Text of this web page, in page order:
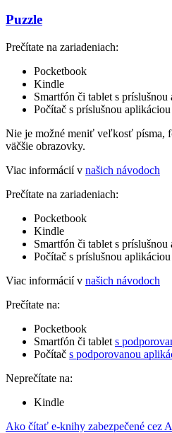
Puzzle
Prečítate na zariadeniach:
Pocketbook
Kindle
Smartfón či tablet s príslušnou
Počítač s príslušnou aplikáciou
Nie je možné meniť veľkosť písma,
väčšie obrazovky.
Viac informácií v našich návodoch
Prečítate na zariadeniach:
Pocketbook
Kindle
Smartfón či tablet s príslušnou
Počítač s príslušnou aplikáciou
Viac informácií v našich návodoch
Prečítate na:
Pocketbook
Smartfón či tablet s
Počítač s podporovanou
Neprečítate na:
Kindle
Ako čítať e-knihy zabezpečené cez